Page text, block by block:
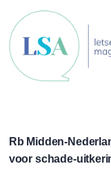
naar
de
inhoud
gaan
Rb Midden-
voor schade-